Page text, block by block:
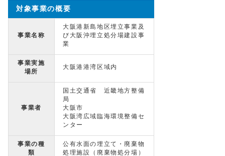
対象事業の概要
事業名称
大阪港新島地区埋立事業及
び大阪沖埋立処分場建設事
業
事業実施
場所
大阪港港湾区域内
事業者
国土交通省 近畿地方整備
局
大阪市
大阪湾広域臨海環境整備セ
ンター
事業の種
類
公有水面の埋立て・廃棄物
処理施設（廃棄物処分場）